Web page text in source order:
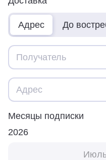
Адрес До
Месяцы подписки
2026